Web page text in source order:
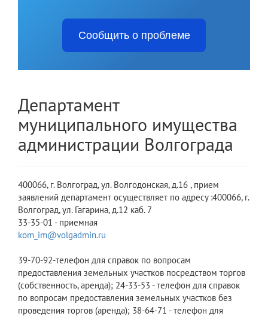
Сообщить о проблеме
Департамент
муниципального имущества
администрации Волгограда
400066, г. Волгоград, ул. Волгодонская, д.16 , прием
заявлений департамент осуществляет по адресу :400066, г.
Волгоград, ул. Гагарина, д.12 каб. 7
33-35-01 - приемная
kom_im@volgadmin.ru
39-70-92-телефон для справок по вопросам
предоставления земельных участков посредством торгов
(собственность, аренда); 24-33-53 - телефон для справок
по вопросам предоставления земельных участков без
проведения торгов (аренда); 38-64-71 - телефон для